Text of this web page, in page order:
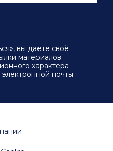
вы даете своё
материалов
характера
почты